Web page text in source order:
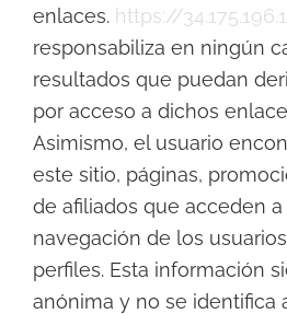
enlaces. https://
responsabiliza en ningún
resultados que puedan
por acceso a dichos
Asimismo, el usuario
este sitio, páginas,
de afiliados que acceden
navegación de los
perfiles. Esta información
anónima y no se identifica